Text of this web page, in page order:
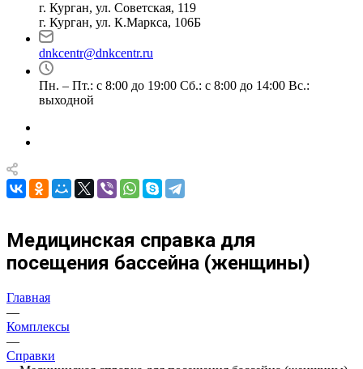
г. Курган, ул. Советская, 119
г. Курган, ул. К.Маркса, 106Б
dnkcentr@dnkcentr.ru
Пн. – Пт.: с 8:00 до 19:00 Сб.: с 8:00 до 14:00 Вс.:
выходной
Медицинская справка для
посещения бассейна (женщины)
Главная
—
Комплексы
—
Справки